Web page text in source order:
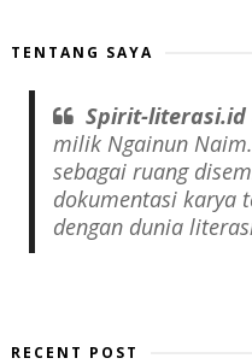
TENTANG SAYA
Spirit-literasi.id
milik Ngainun
sebagai ruang
dokumentasi karya
dengan dunia
RECENT POST